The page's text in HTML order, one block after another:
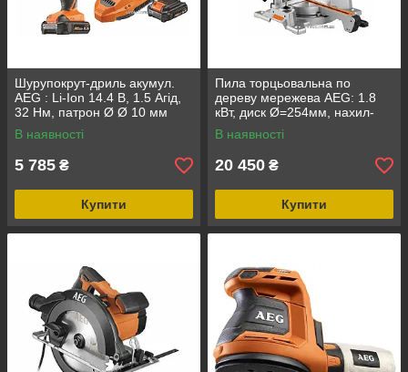
Шурупокрут-дриль акумул.
AEG : Li-Ion 14.4 В, 1.5 Агід,
32 Нм, патрон Ø Ø 10 мм
(сталь) 2 бат + кейс DW
В наявності
5 785 ₴
Купити
Пила торцьовальна по
дереву мережева AEG: 1.8
кВт, диск Ø=254мм, нахил-
50°, глибина- 90 мм (PS254L)
В наявності
20 450 ₴
Купити